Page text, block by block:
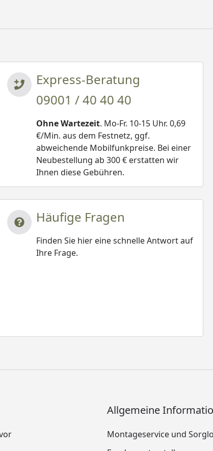
Express-Beratung
09001 / 40 40 40
Ohne Wartezeit. Mo-Fr. 10-15 Uhr. 0,69
€/Min. aus dem Festnetz, ggf.
abweichende Mobilfunkpreise. Bei einer
Neubestellung ab 300 € erstatten wir
Ihnen diese Gebühren.
Häufige Fragen
Finden Sie hier eine schnelle Antwort auf
Ihre Frage.
Allgemeine
Montageservice und